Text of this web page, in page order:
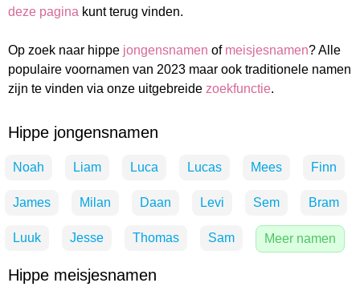
deze pagina kunt terug vinden.
Op zoek naar hippe jongensnamen of meisjesnamen? Alle
populaire voornamen van 2023 maar ook traditionele namen
zijn te vinden via onze uitgebreide zoekfunctie.
Hippe jongensnamen
Noah Liam Luca Lucas Mees Finn
James Milan Daan Levi Sem Bram
Luuk Jesse Thomas Sam Meer namen
Hippe meisjesnamen